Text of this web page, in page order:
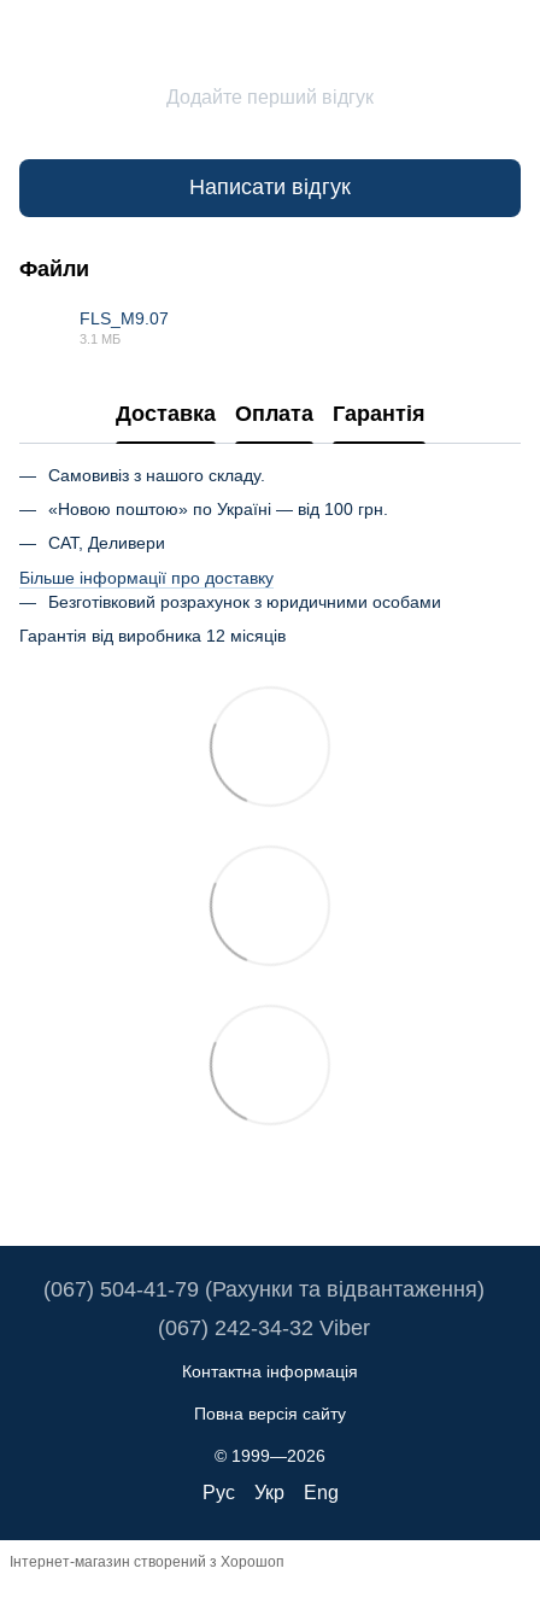
Додайте перший відгук
Написати відгук
Файли
FLS_M9.07
3.1 МБ
Доставка Оплата Гарантія
Самовивіз з нашого складу.
«Новою поштою» по Україні — від 100 грн.
САТ, Деливери
Більше інформації про доставку
Безготівковий розрахунок з юридичними особами
Гарантія від виробника 12 місяців
(067) 504-41-79 (Рахунки та відвантаження)
(067) 242-34-32 Viber
Контактна інформація
Повна версія сайту
© 1999—2026
Рус Укр Eng
Інтернет-магазин створений з Хорошоп